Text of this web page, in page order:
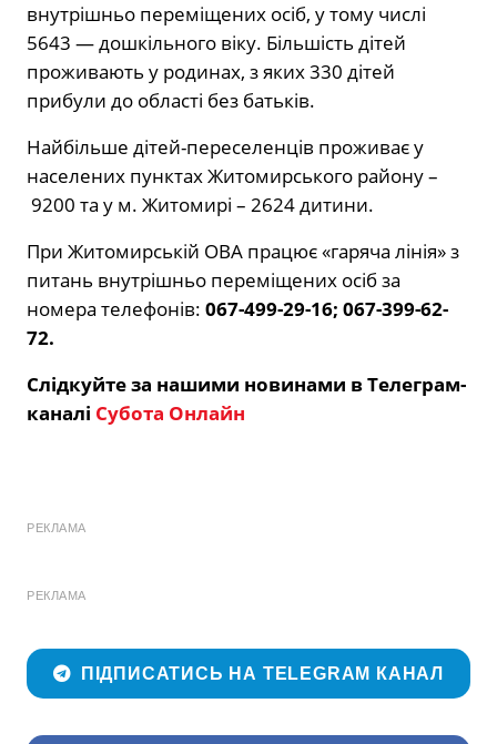
внутрішньо переміщених осіб, у тому числі
5643 — дошкільного віку. Більшість дітей
проживають у родинах, з яких 330 дітей
прибули до області без батьків.
Найбільше дітей-переселенців проживає у
населених пунктах Житомирського району –
9200 та у м. Житомирі – 2624 дитини.
При Житомирській ОВА працює «гаряча лінія» з
питань внутрішньо переміщених осіб за
номера телефонів: 067-499-29-16; 067-399-62-
72.
Слідкуйте за нашими новинами в Телеграм-
каналі Субота Онлайн
РЕКЛАМА
РЕКЛАМА
ПІДПИСАТИСЬ НА TELEGRAM КАНАЛ